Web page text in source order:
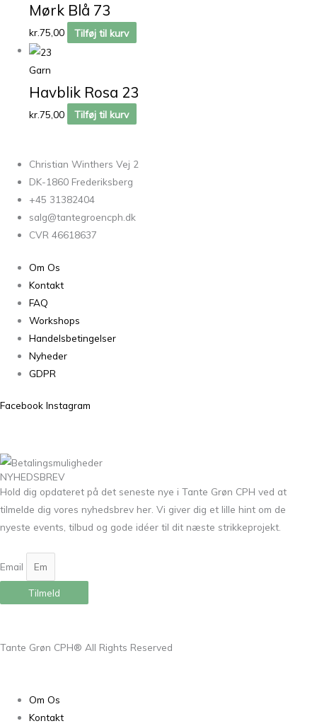
Mørk Blå 73
kr.75,00 Tilføj til kurv
Garn
Havblik Rosa 23
kr.75,00 Tilføj til kurv
Christian Winthers Vej 2
DK-1860 Frederiksberg
+45 31382404
salg@tantegroencph.dk
CVR 46618637
Om Os
Kontakt
FAQ
Workshops
Handelsbetingelser
Nyheder
GDPR
Facebook Instagram
NYHEDSBREV
Hold dig opdateret på det seneste nye i Tante Grøn CPH ved at
tilmelde dig vores nyhedsbrev her. Vi giver dig et lille hint om de
nyeste events, tilbud og gode idéer til dit næste strikkeprojekt.
Email
Tilmeld
Tante Grøn CPH® All Rights Reserved
Om Os
Kontakt